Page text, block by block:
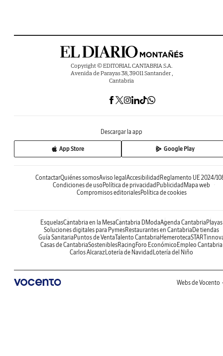
Copyright © EDITORIAL CANTABRIA S.A.
Avenida de Parayas 38, 39011 Santander ,
Cantabria
Descargar la app
App Store Google Play
ContactarQuiénes somosAviso legalAccesibilidadReglamento UE 2024/
Condiciones de usoPolítica de privacidadPublicidadMapa web
Compromisos editorialesPolítica de cookies
EsquelasCantabria en la MesaCantabria DModaAgenda CantabriaPlayas
Soluciones digitales para PymesRestaurantes en CantabriaDe tiendas
Guía SanitariaPuntos de VentaTalento CantabriaHemeroteca
Casas de CantabriaSosteniblesRacingForo EconómicoEmpleo Cantabria
Carlos AlcarazLotería de NavidadLotería del Niño
Webs de Vocento